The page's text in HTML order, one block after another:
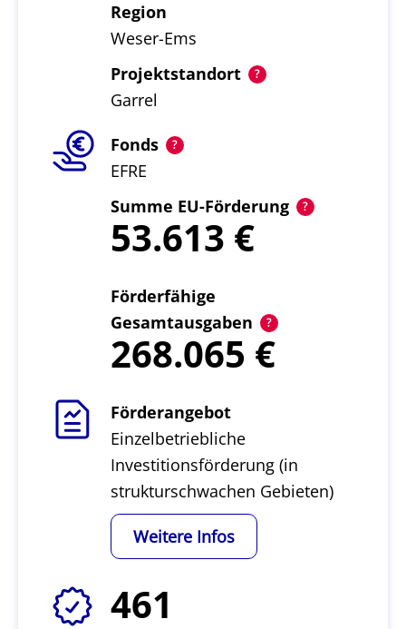
Region
Weser-Ems
Projektstandort
Garrel
Fonds
EFRE
Summe EU-Förderung
53.613
Förderfähige
Gesamtausgaben
268.065
Förderangebot
Einzelbetriebliche
Investitionsförderung (in
strukturschwachen Gebieten)
Weitere Infos
461